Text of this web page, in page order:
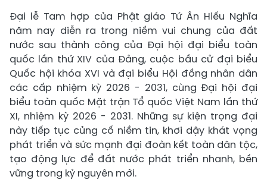
Đại lễ Tam hợp của Phật giáo Tứ Ân Hiếu Nghĩa
năm nay diễn ra trong niềm vui chung của đất
nước sau thành công của Đại hội đại biểu toàn
quốc lần thứ XIV của Đảng, cuộc bầu cử đại biểu
Quốc hội khóa XVI và đại biểu Hội đồng nhân dân
các cấp nhiệm kỳ 2026 - 2031, cùng Đại hội đại
biểu toàn quốc Mặt trận Tổ quốc Việt Nam lần thứ
XI, nhiệm kỳ 2026 - 2031. Những sự kiện trọng đại
này tiếp tục củng cố niềm tin, khơi dậy khát vọng
phát triển và sức mạnh đại đoàn kết toàn dân tộc,
tạo động lực để đất nước phát triển nhanh, bền
vững trong kỷ nguyên mới.